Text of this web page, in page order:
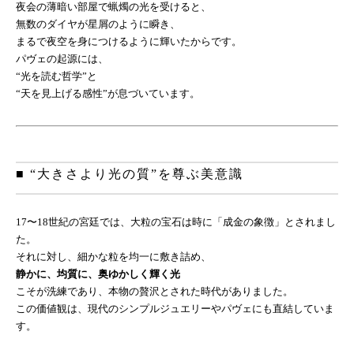
夜会の薄暗い部屋で蝋燭の光を受けると、
無数のダイヤが星屑のように瞬き、
まるで夜空を身につけるように輝いたからです。
パヴェの起源には、
“光を読む哲学”と
“天を見上げる感性”が息づいています。
■ “大きさより光の質”を尊ぶ美意識
17〜18世紀の宮廷では、大粒の宝石は時に「成金の象徴」とされまし
た。
それに対し、細かな粒を均一に敷き詰め、
静かに、均質に、奥ゆかしく輝く光
こそが洗練であり、本物の贅沢とされた時代がありました。
この価値観は、現代のシンプルジュエリーやパヴェにも直結していま
す。